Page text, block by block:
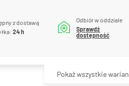
z dostawą
24 h
Odbiór w oddziale
Sprawdź
dostępność
Pokaż wszystkie